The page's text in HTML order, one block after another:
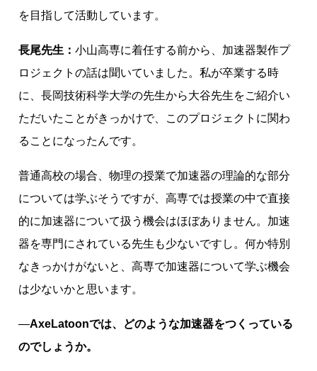
を目指して活動しています。
長尾先生：小山高専に着任する前から、加速器製作プ
ロジェクトの話は聞いていました。私が卒業する時
に、長岡技術科学大学の先生から大谷先生をご紹介い
ただいたことがきっかけで、このプロジェクトに関わ
ることになったんです。
普通高校の場合、物理の授業で加速器の理論的な部分
については学ぶそうですが、高専では授業の中で直接
的に加速器について扱う機会はほぼありません。加速
器を専門にされている先生も少ないですし。何か特別
なきっかけがないと、高専で加速器について学ぶ機会
は少ないかと思います。
―AxeLatoonでは、どのような加速器をつくっている
のでしょうか。